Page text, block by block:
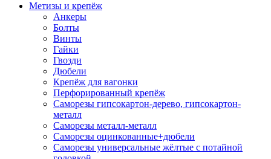
Метизы и крепёж
Анкеры
Болты
Винты
Гайки
Гвозди
Дюбели
Крепёж для вагонки
Перфорированный крепёж
Саморезы гипсокартон-дерево, гипсокартон-
металл
Саморезы металл-металл
Саморезы оцинкованные+дюбели
Саморезы универсальные жёлтые с потайной